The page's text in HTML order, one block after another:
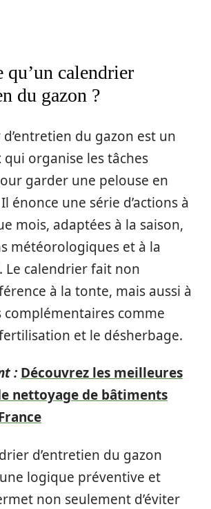
qu’un calendrier
du gazon ?
du gazon est un
organise les tâches
garder une pelouse en
énonce une série d’actions à
mois, adaptées à la saison,
météorologiques et à la
Le calendrier fait non
à la tonte, mais aussi à
complémentaires comme
et le désherbage.
: Découvrez les meilleures
nettoyage de bâtiments
d’entretien du gazon
une logique préventive et
non seulement d’éviter